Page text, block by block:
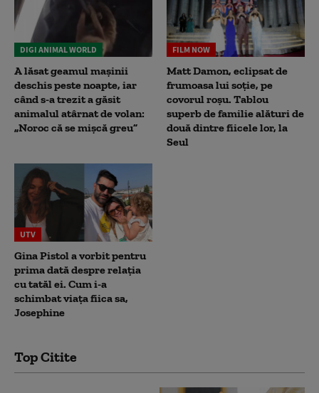
DIGI ANIMAL WORLD
A lăsat geamul mașinii
deschis peste noapte, iar
când s-a trezit a găsit
animalul atârnat de volan:
„Noroc că se mișcă greu”
FILM NOW
Matt Damon, eclipsat de
frumoasa lui soție, pe
covorul roșu. Tablou
superb de familie alături de
două dintre fiicele lor, la
Seul
UTV
Gina Pistol a vorbit pentru
prima dată despre relația
cu tatăl ei. Cum i-a
schimbat viața fiica sa,
Josephine
Top Citite